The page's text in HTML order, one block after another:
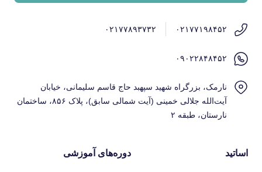
۰۲۱۷۷۱۹۸۴۵۲ ۰۲۱۷۷۸۹۳۷۳۲
۰۹۰۲۲۸۴۸۴۵۲
نارمک، بزرگراه شهید سپهبد حاج قاسم سلیمانی، خیابان
آیت‌الله جلالی خمینی (آیت شمالی سابق)، پلاک ۸۵۶، ساختمان
نارستان، طبقه ۲
اساتید دوره‌های آموزشی